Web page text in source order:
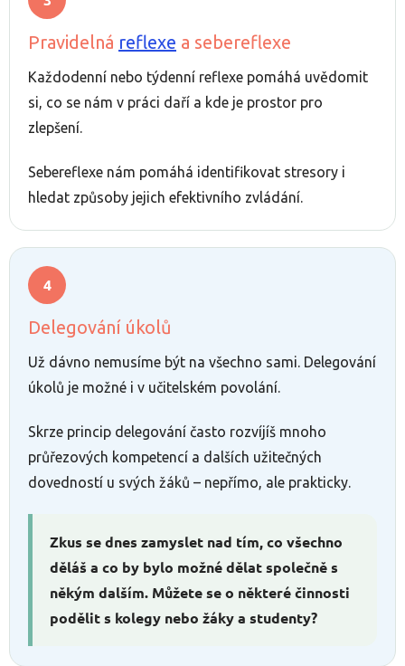
Pravidelná reflexe a sebereflexe
Každodenní nebo týdenní reflexe pomáhá uvědomit
si, co se nám v práci daří a kde je prostor pro
zlepšení.
Sebereflexe nám pomáhá identifikovat stresory i
hledat způsoby jejich efektivního zvládání.
Delegování úkolů
Už dávno nemusíme být na všechno sami. Delegování
úkolů je možné i v učitelském povolání.
Skrze princip delegování často rozvíjíš mnoho
průřezových kompetencí a dalších užitečných
dovedností u svých žáků – nepřímo, ale prakticky.
Zkus se dnes zamyslet nad tím, co všechno
děláš a co by bylo možné dělat společně s
někým dalším. Můžete se o některé činnosti
podělit s kolegy nebo žáky a studenty?